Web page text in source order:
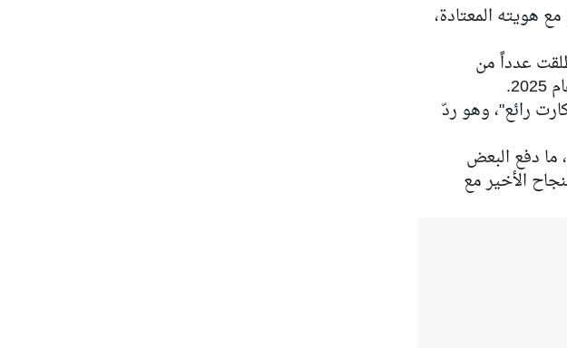
مع هويته المعتادة،
عدداً من
رائع"، وهو ردّ
ما دفع البعض
الأخير مع